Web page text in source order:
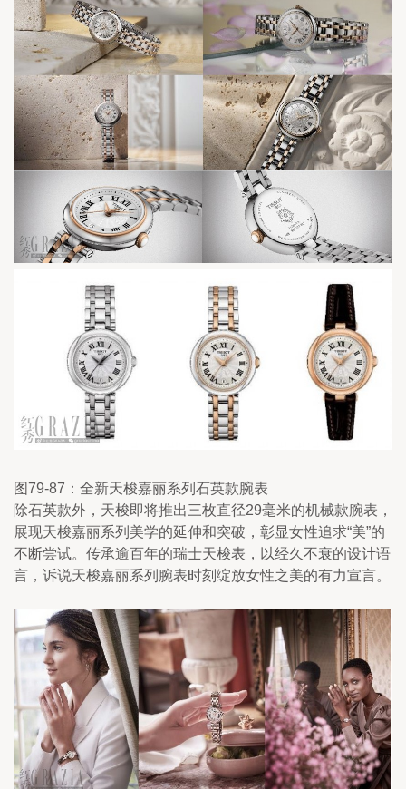
图79-87：全新天梭嘉丽系列石英款腕表
除石英款外，天梭即将推出三枚直径29毫米的机械款腕表，
展现天梭嘉丽系列美学的延伸和突破，彰显女性追求“美”的
不断尝试。传承逾百年的瑞士天梭表，以经久不衰的设计语
言，诉说天梭嘉丽系列腕表时刻绽放女性之美的有力宣言。